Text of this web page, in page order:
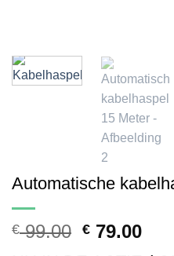
Automatische
€99.00 € 79.00